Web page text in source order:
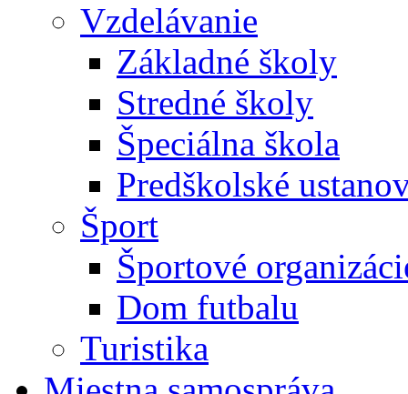
Vzdelávanie
Základné školy
Stredné školy
Špeciálna škola
Predškolské
Šport
Športové
Dom futbalu
Turistika